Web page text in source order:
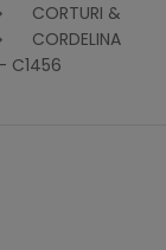
CORTURI &
CORDELINA
C1456